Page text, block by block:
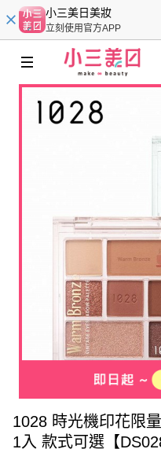
小三美日美妝
立刻使用官方APP
1028 時光機印花限
1入 款式可選【